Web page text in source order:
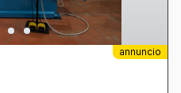
annuncio